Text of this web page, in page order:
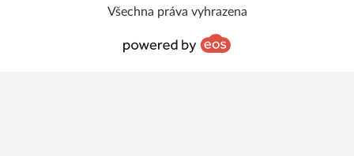
Všechna práva vyhrazena